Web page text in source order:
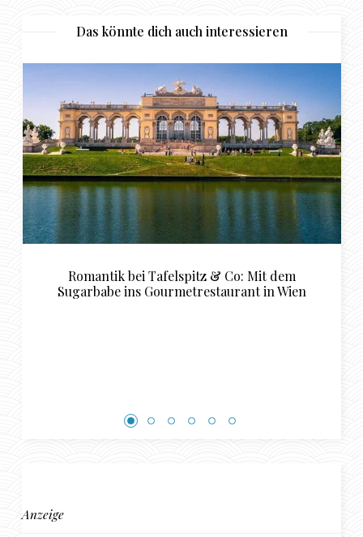
Das könnte dich auch interessieren
in Wien
Tipps für das perfekte Sugardaddy
Schwerin
Anzeige